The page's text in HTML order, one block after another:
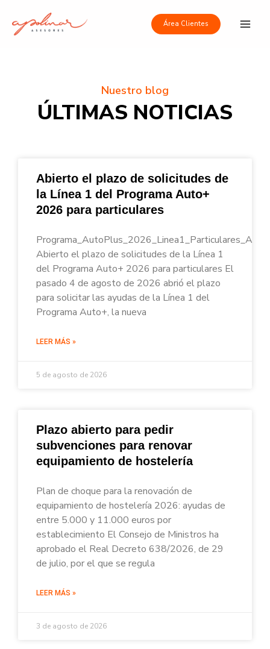
contenido
Área Clientes
Nuestro blog
ÚLTIMAS NOTICIAS
Abierto el plazo de solicitudes de
la Línea 1 del Programa Auto+
2026 para particulares
Abierto el plazo de solicitudes de la Línea 1
del Programa Auto+ 2026 para particulares El
pasado 4 de agosto de 2026 abrió el plazo
para solicitar las ayudas de la Línea 1 del
Programa Auto+, la nueva
LEER MÁS »
5 de agosto de 2026
Plazo abierto para pedir
subvenciones para renovar
equipamiento de hostelería
Plan de choque para la renovación de
equipamiento de hostelería 2026: ayudas de
entre 5.000 y 11.000 euros por
establecimiento El Consejo de Ministros ha
aprobado el Real Decreto 638/2026, de 29
de julio, por el que se regula
LEER MÁS »
3 de agosto de 2026